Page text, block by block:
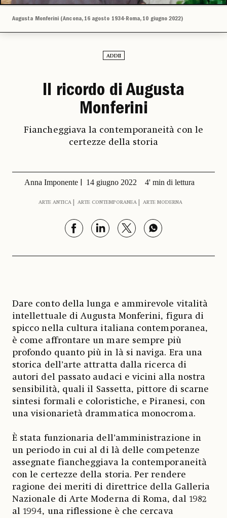
Augusta Monferini (Ancona, 16 agosto 1934-Roma, 10 giugno 2022)
ADDII
Il ricordo di Augusta
Monferini
Fiancheggiava la contemporaneità con le
certezze della storia
Anna Imponente 14 giugno 2022 4' min di lettura
ARTE ANTICA ARTE CONTEMPORANEA ARTE MODERNA
Dare conto della lunga e ammirevole vitalità
intellettuale di Augusta Monferini, figura di
spicco nella cultura italiana contemporanea,
è come affrontare un mare sempre più
profondo quanto più in là si naviga. Era una
storica dell’arte attratta dalla ricerca di
autori del passato audaci e vicini alla nostra
sensibilità, quali il Sassetta, pittore di scarne
sintesi formali e coloristiche, e Piranesi, con
una visionarietà drammatica monocroma.
È stata funzionaria dell’amministrazione in
un periodo in cui al di là delle competenze
assegnate fiancheggiava la contemporaneità
con le certezze della storia. Per rendere
ragione dei meriti di direttrice della Galleria
Nazionale di Arte Moderna di Roma, dal 1982
al 1994, una riflessione è che cercava